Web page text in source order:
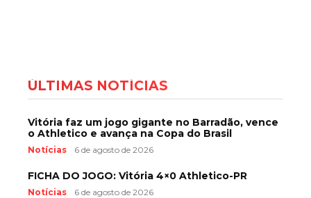
ÚLTIMAS NOTÍCIAS
Vitória faz um jogo gigante no Barradão, vence
o Athletico e avança na Copa do Brasil
Notícias 6 de agosto de 2026
FICHA DO JOGO: Vitória 4×0 Athletico-PR
Notícias 6 de agosto de 2026